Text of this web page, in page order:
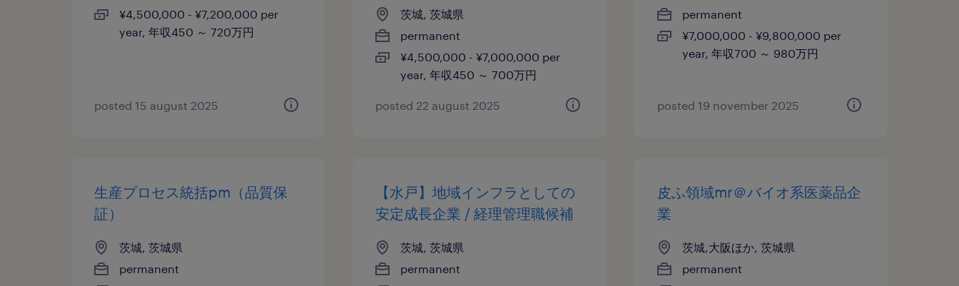
¥4,500,000 - ¥7,200,000 per
year, 年収450 ～ 720万円
posted 15 august 2025
茨城, 茨城県
permanent
¥4,500,000 - ¥7,000,000 per
year, 年収450 ～ 700万円
posted 22 august 2025
permanent
¥7,000,000 - ¥9,800,000 per
year, 年収700 ～ 980万円
posted 19 november 2025
生産プロセス統括pm（品質保
証）
茨城, 茨城県
permanent
【水戸】地域インフラとしての
安定成長企業 / 経理管理職候補
茨城, 茨城県
permanent
皮ふ領域mr＠バイオ系医薬品企
業
茨城,大阪ほか, 茨城県
permanent